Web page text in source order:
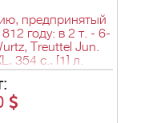
предпринятый
году: в 2 т. - 6-
Treuttel Jun.
354 с., [1] л.
см]. Ségur, P.P.
undertaken by
1812. - London:
and Richter, 1827.